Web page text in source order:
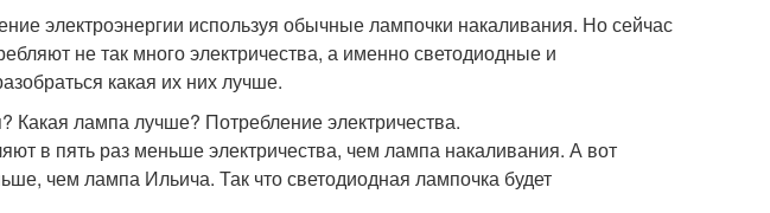
электроэнергии используя обычные лампочки накаливания. Но сейчас
не так много электричества, а именно светодиодные и
какая их них лучше.
Какая лампа лучше? Потребление электричества.
в пять раз меньше электричества, чем лампа накаливания. А вот
чем лампа Ильича. Так что светодиодная лампочка будет